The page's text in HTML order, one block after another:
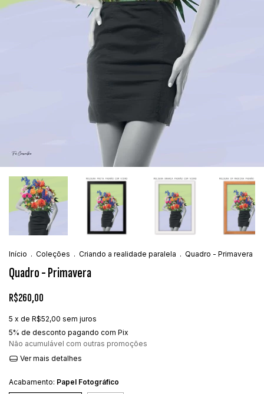
Início . Coleções . Criando a realidade paralela . Quadro - Primavera
Quadro - Primavera
R$260,00
5 x de R$52,00 sem juros
5% de desconto pagando com Pix
Não acumulável com outras promoções
Ver mais detalhes
Acabamento: Papel Fotográfico